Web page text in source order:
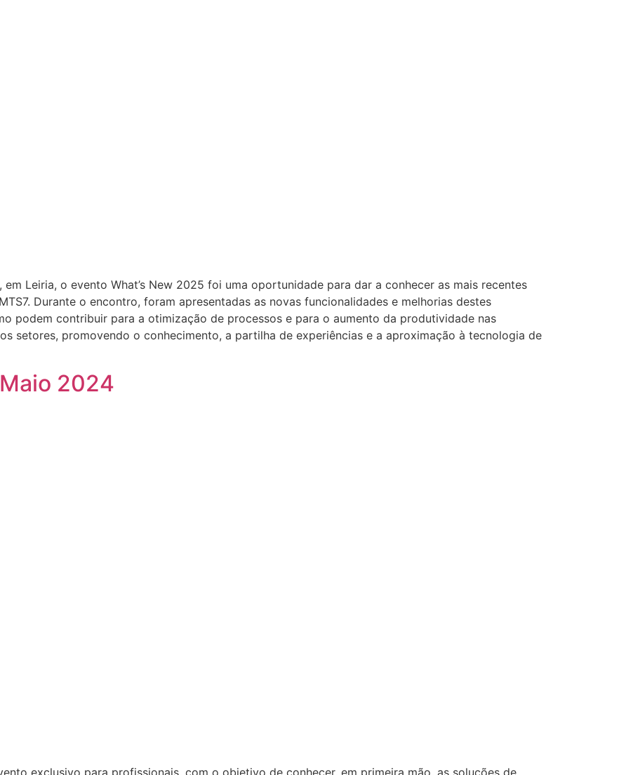
Leiria, o evento What’s New 2025 foi uma oportunidade para dar a conhecer as mais recentes
Durante o encontro, foram apresentadas as novas funcionalidades e melhorias destes
podem contribuir para a otimização de processos e para o aumento da produtividade nas
setores, promovendo o conhecimento, a partilha de experiências e a aproximação à tecnologia de
2024